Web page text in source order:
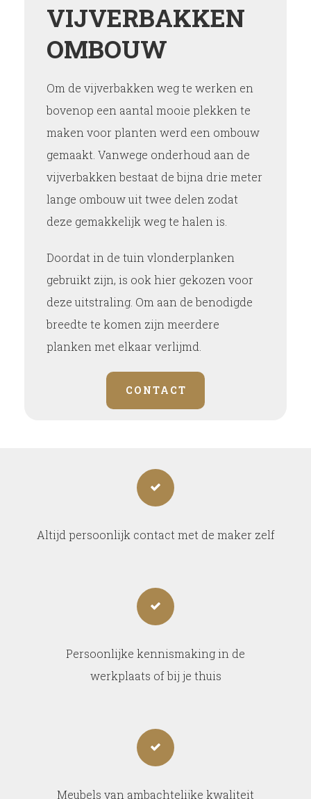
VIJVERBAKKEN
OMBOUW
Om de vijverbakken weg te werken en
bovenop een aantal mooie plekken te
maken voor planten werd een ombouw
gemaakt. Vanwege onderhoud aan de
vijverbakken bestaat de bijna drie meter
lange ombouw uit twee delen zodat
deze gemakkelijk weg te halen is.
Doordat in de tuin vlonderplanken
gebruikt zijn, is ook hier gekozen voor
deze uitstraling. Om aan de benodigde
breedte te komen zijn meerdere
planken met elkaar verlijmd.
CONTACT
Altijd persoonlijk contact met de maker zelf
Persoonlijke kennismaking in de
werkplaats of bij je thuis
Meubels van ambachtelijke kwaliteit